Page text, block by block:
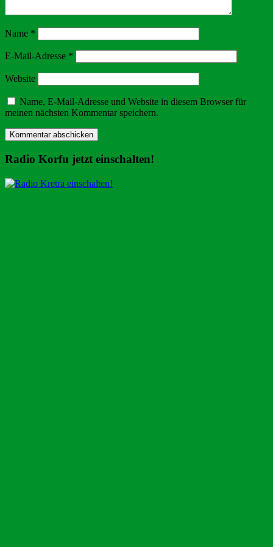
Name *
E-Mail-Adresse *
Website
Name, E-Mail-Adresse und Website in diesem Browser für
meinen nächsten Kommentar speichern.
Radio Korfu jetzt einschalten!